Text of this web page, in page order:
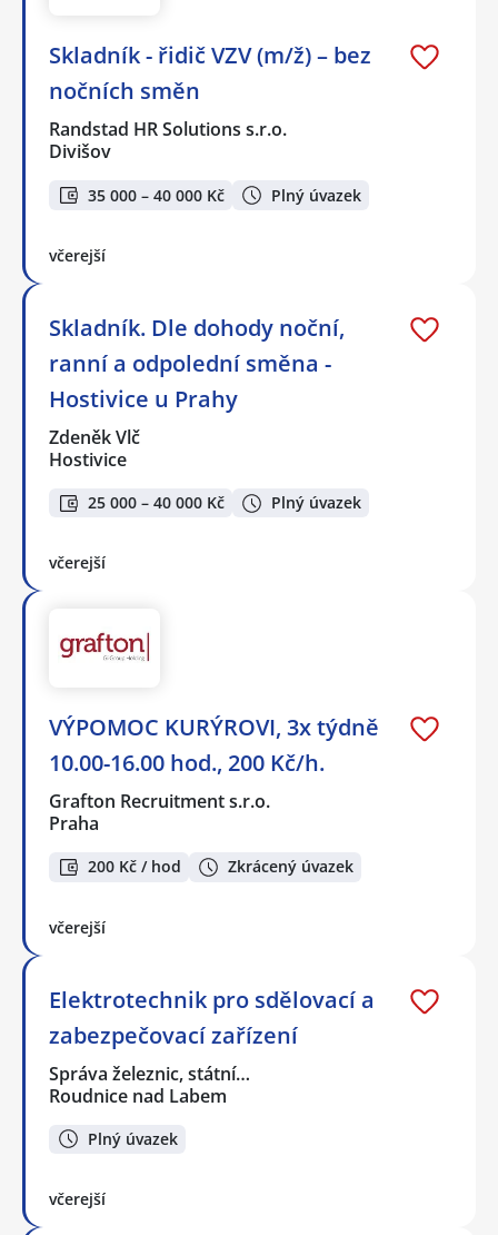
Skladník - řidič VZV (m/ž) – bez
nočních směn
Randstad HR Solutions s.r.o.
Divišov
35 000 – 40 000 Kč Plný úvazek
včerejší
Skladník. Dle dohody noční,
ranní a odpolední směna -
Hostivice u Prahy
Zdeněk Vlč
Hostivice
25 000 – 40 000 Kč Plný úvazek
včerejší
VÝPOMOC KURÝROVI, 3x týdně
10.00-16.00 hod., 200 Kč/h.
Grafton Recruitment s.r.o.
Praha
200 Kč / hod Zkrácený úvazek
včerejší
Elektrotechnik pro sdělovací a
zabezpečovací zařízení
Správa železnic, státní…
Roudnice nad Labem
Plný úvazek
včerejší